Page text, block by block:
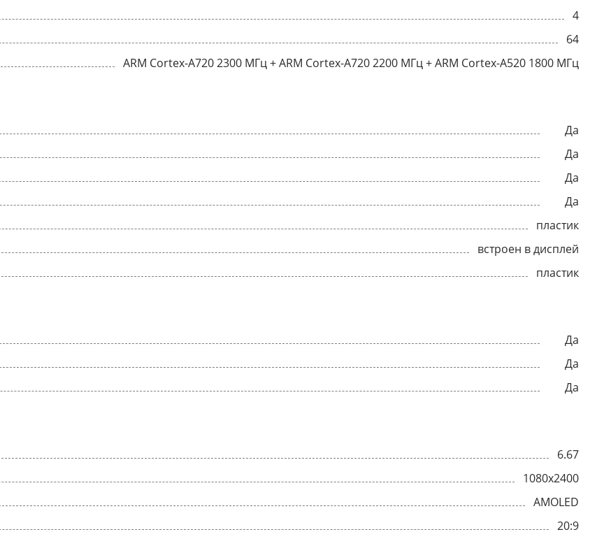
4
64
ARM Cortex-A720 2300 МГц + ARM Cortex-A720 2200 МГц + ARM Cortex-A520 1800 МГц
Да
Да
Да
Да
пластик
встроен в дисплей
пластик
Да
Да
Да
6.67
1080x2400
AMOLED
20:9